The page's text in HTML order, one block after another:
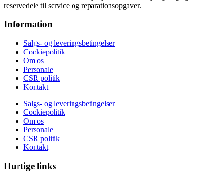
reservedele til service og reparationsopgaver.
Information
Salgs- og leveringsbetingelser
Cookiepolitik
Om os
Personale
CSR politik
Kontakt
Salgs- og leveringsbetingelser
Cookiepolitik
Om os
Personale
CSR politik
Kontakt
Hurtige links